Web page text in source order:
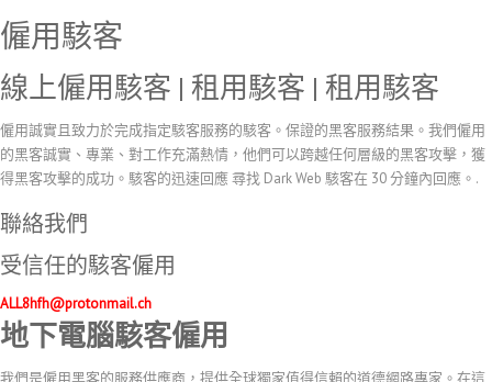
僱用駭客
線上僱用駭客 | 租用駭客 | 租用駭客
僱用誠實且致力於完成指定駭客服務的駭客。保證的黑客服務結果。我們僱用
的黑客誠實、專業、對工作充滿熱情，他們可以跨越任何層級的黑客攻擊，獲
得黑客攻擊的成功。駭客的迅速回應 尋找 Dark Web 駭客在 30 分鐘內回應。.
聯絡我們
受信任的駭客僱用
ALL8hfh@protonmail.ch
地下電腦駭客僱用
我們是僱用黑客的服務供應商，提供全球獨家值得信賴的道德網路專家。在這